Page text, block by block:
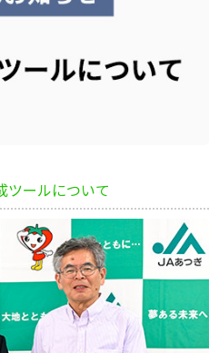
ツールについて